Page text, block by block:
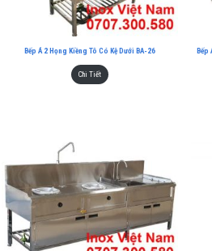
Bếp Á 2 Họng Kiềng Tô Có Kệ Dưới BA-26
Chi Tiết